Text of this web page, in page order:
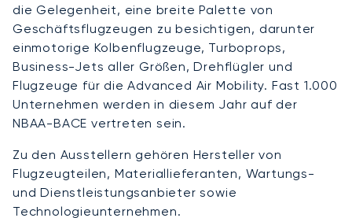
die Gelegenheit, eine breite Palette von
Geschäftsflugzeugen zu besichtigen, darunter
einmotorige Kolbenflugzeuge, Turboprops,
Business-Jets aller Größen, Drehflügler und
Flugzeuge für die Advanced Air Mobility. Fast 1.000
Unternehmen werden in diesem Jahr auf der
NBAA-BACE vertreten sein.
Zu den Ausstellern gehören Hersteller von
Flugzeugteilen, Materiallieferanten, Wartungs-
und Dienstleistungsanbieter sowie
Technologieunternehmen.